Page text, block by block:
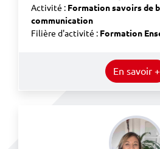
Activité : Formation savoirs de
communication
Filière d'activité : Formation
En savoir +